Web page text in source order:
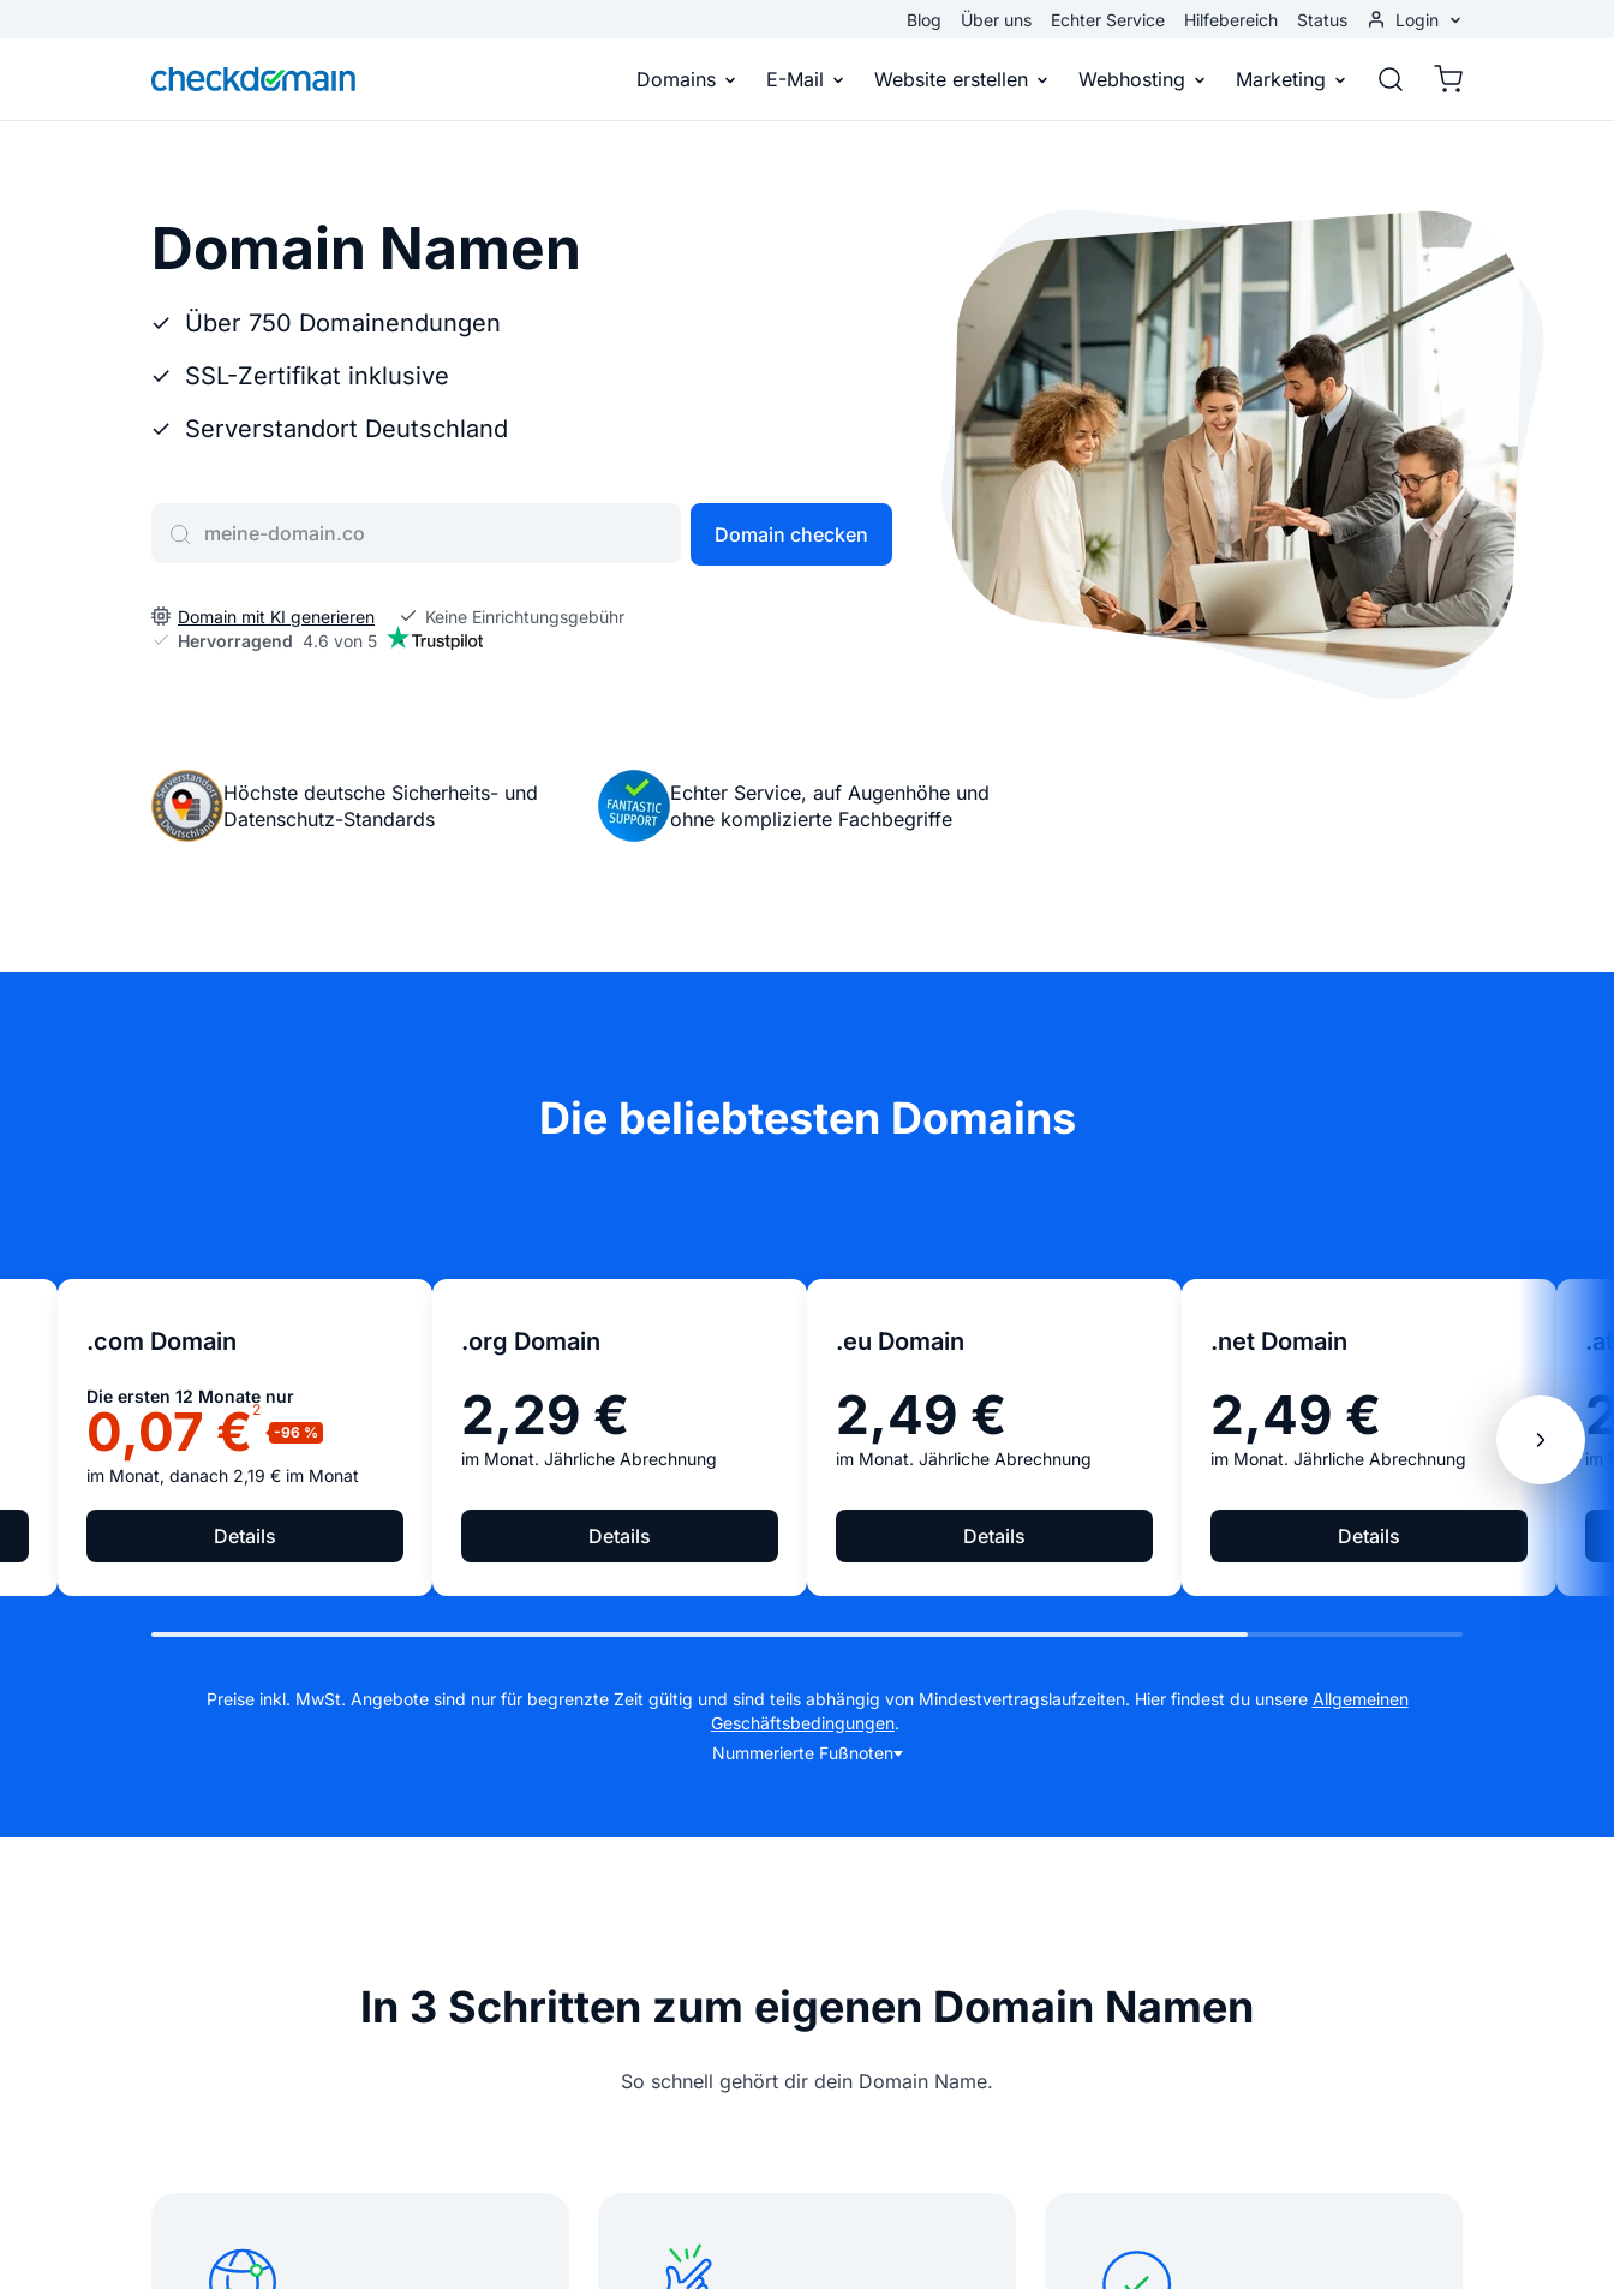
Blog Über uns Echter Service Hilfebereich Status Login
Kundenbereich
Webmail
Domains
Über 950 Domain-Endungen aus aller Welt
Einfach & schnell beim Domain-Profi
KI Domain Generator
Erstelle schnell gute Domains
E-Mail
E-Mail-Hosting
Zugriff auf E-Mails immer und überall
Website erstellen
Homepage Baukasten
Eigene Homepage ohne Programmierkenntnisse
Online-Shop erstellen
Bringe dein Unternehmen noch heute online
Website erstellen lassen Sehr beliebt
Unser Website-Service erstellt Ihre Website
Webhosting
Domains, E-Mails und Datenbanken
Rankingcoach
Schnell und einfach an die Spitze bei Google
Premium Services
Individuelle technische Unterstützung
Marketing
Bessere Platzierung in
Google Anzeigen
Sofort sichtbar bei Google
Banner-Werbung
Deine Anzeigen auf anderen
Social Media Marketing
Mehr Kunden über Instagram &
Online Complete
Domain Namen
Über 750 Domainendungen
SSL-Zertifikat inklusive
Serverstandort Deutschland
Domain checken
Domain mit KI generieren
Keine Einrichtungsgebühr
Hervorragend 4.6 von 5
Höchste deutsche Sicherheits- und
Datenschutz-Standards
Echter Service, auf Augenhöhe und
ohne komplizierte Fachbegriffe
Die beliebtesten Domains
.com Domain
Die ersten 12 Monate nur
0,07 € 2
im Monat, danach 2,19 € im Monat
Details
.org Domain
2,29 €
im Monat. Jährliche Abrechnung
Details
.eu Domain
2,49 €
im Monat. Jährliche Abrechnung
Details
.net Domain
2,49 €
im Monat. Jährliche Abrechnung
Details
im
Preise inkl. MwSt. Angebote sind nur für begrenzte Zeit gültig und sind teils abhängig von Mindestvertragslaufzeiten. Hier findest du unsere Allgemeinen
Geschäftsbedingungen.
Nummerierte Fußnoten
In 3 Schritten zum eigenen Domain Namen
So schnell gehört dir dein Domain Name.